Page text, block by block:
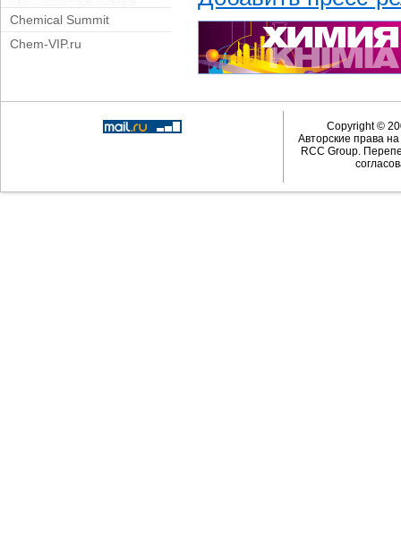
Chemical Summit
Chem-VIP.ru
Copyright ©
Авторские права
RCC Group.